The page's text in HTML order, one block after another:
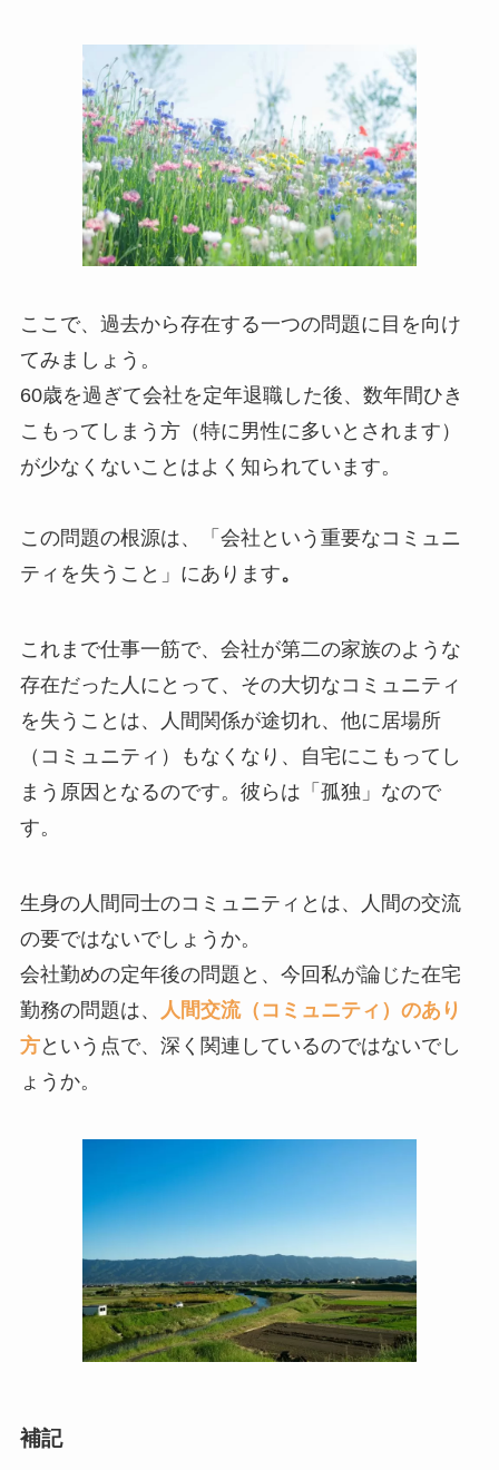
ここで、過去から存在する一つの問題に目を向け
てみましょう。
60歳を過ぎて会社を定年退職した後、数年間ひき
こもってしまう方（特に男性に多いとされます）
が少なくないことはよく知られています。
この問題の根源は、「会社という重要なコミュニ
ティを失うこと」にあります。
これまで仕事一筋で、会社が第二の家族のような
存在だった人にとって、その大切なコミュニティ
を失うことは、人間関係が途切れ、他に居場所
（コミュニティ）もなくなり、自宅にこもってし
まう原因となるのです。彼らは「孤独」なので
す。
生身の人間同士のコミュニティとは、人間の交流
の要ではないでしょうか。
会社勤めの定年後の問題と、今回私が論じた在宅
勤務の問題は、
人間交流（コミュニティ）のあり
方という点で、深く関連しているのではないでし
ょうか。
補記